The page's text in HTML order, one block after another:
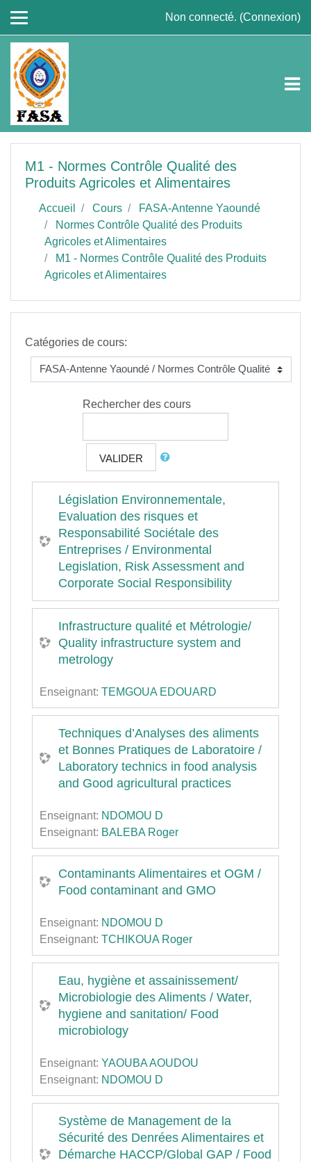
Non connecté. (Connexion)
M1 - Normes Contrôle Qualité des
Produits Agricoles et Alimentaires
Accueil Cours
FASA-Antenne Yaoundé
Normes Contrôle Qualité des Produits
Agricoles et Alimentaires
M1 - Normes Contrôle Qualité des Produits
Agricoles et Alimentaires
Catégories de cours:
Rechercher des cours
VALIDER
Législation Environnementale,
Evaluation des risques et
Responsabilité Sociétale des
Entreprises / Environmental
Legislation, Risk Assessment and
Corporate Social Responsibility
Infrastructure qualité et Métrologie/
Quality infrastructure system and
metrology
Enseignant: TEMGOUA EDOUARD
Techniques d’Analyses des aliments
et Bonnes Pratiques de Laboratoire /
Laboratory technics in food analysis
and Good agricultural practices
Enseignant: NDOMOU D
Enseignant: BALEBA Roger
Contaminants Alimentaires et OGM /
Food contaminant and GMO
Enseignant: NDOMOU D
Enseignant: TCHIKOUA Roger
Eau, hygiène et assainissement/
Microbiologie des Aliments / Water,
hygiene and sanitation/ Food
microbiology
Enseignant: YAOUBA AOUDOU
Enseignant: NDOMOU D
Système de Management de la
Sécurité des Denrées Alimentaires et
Démarche HACCP/Global GAP / Food